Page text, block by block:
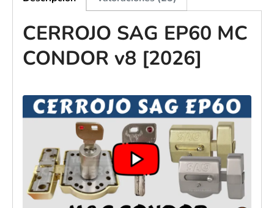
CERROJO SAG EP60 MC
CONDOR v8 [2026]